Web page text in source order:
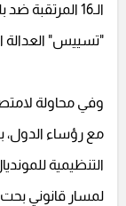
الـ16
"تسييس" العدالة
وفي محاولة
مع رؤساء الدول،
التنظيمية
لمسار قانوني